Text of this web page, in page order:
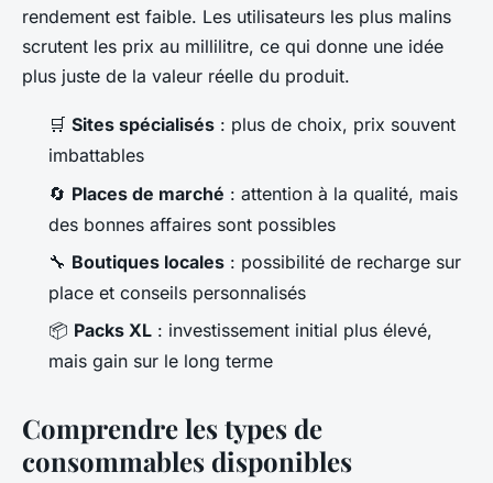
rendement est faible. Les utilisateurs les plus malins
scrutent les prix au millilitre, ce qui donne une idée
plus juste de la valeur réelle du produit.
🛒 Sites spécialisés : plus de choix, prix souvent
imbattables
🔄 Places de marché : attention à la qualité, mais
des bonnes affaires sont possibles
🔧 Boutiques locales : possibilité de recharge sur
place et conseils personnalisés
📦 Packs XL : investissement initial plus élevé,
mais gain sur le long terme
Comprendre les types de
consommables disponibles